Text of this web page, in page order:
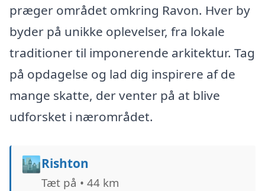
præger området omkring Ravon. Hver by
byder på unikke oplevelser, fra lokale
traditioner til imponerende arkitektur. Tag
på opdagelse og lad dig inspirere af de
mange skatte, der venter på at blive
udforsket i nærområdet.
🏙️Rishton
Tæt på • 44 km